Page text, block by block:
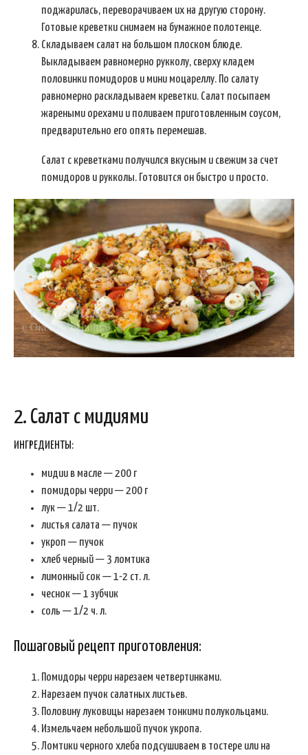
поджарилась, переворачиваем их на другую сторону.
Готовые креветки снимаем на бумажное полотенце.
Складываем салат на большом плоском блюде.
Выкладываем равномерно рукколу, сверху кладем
половинки помидоров и мини моцареллу. По салату
равномерно раскладываем креветки. Салат посыпаем
жареными орехами и поливаем приготовленным соусом,
предварительно его опять перемешав.
Салат с креветками получился вкусным и свежим за счет
помидоров и рукколы. Готовится он быстро и просто.
2. Салат с мидиями
ИНГРЕДИЕНТЫ:
мидии в масле — 200 г
помидоры черри — 200 г
лук — 1/2 шт.
листья салата — пучок
укроп — пучок
хлеб черный — 3 ломтика
лимонный сок — 1-2 ст. л.
чеснок — 1 зубчик
соль — 1/2 ч. л.
Пошаговый рецепт приготовления:
Помидоры черри нарезаем четвертинками.
Нарезаем пучок салатных листьев.
Половину луковицы нарезаем тонкими полукольцами.
Измельчаем небольшой пучок укропа.
Ломтики черного хлеба подсушиваем в тостере или на